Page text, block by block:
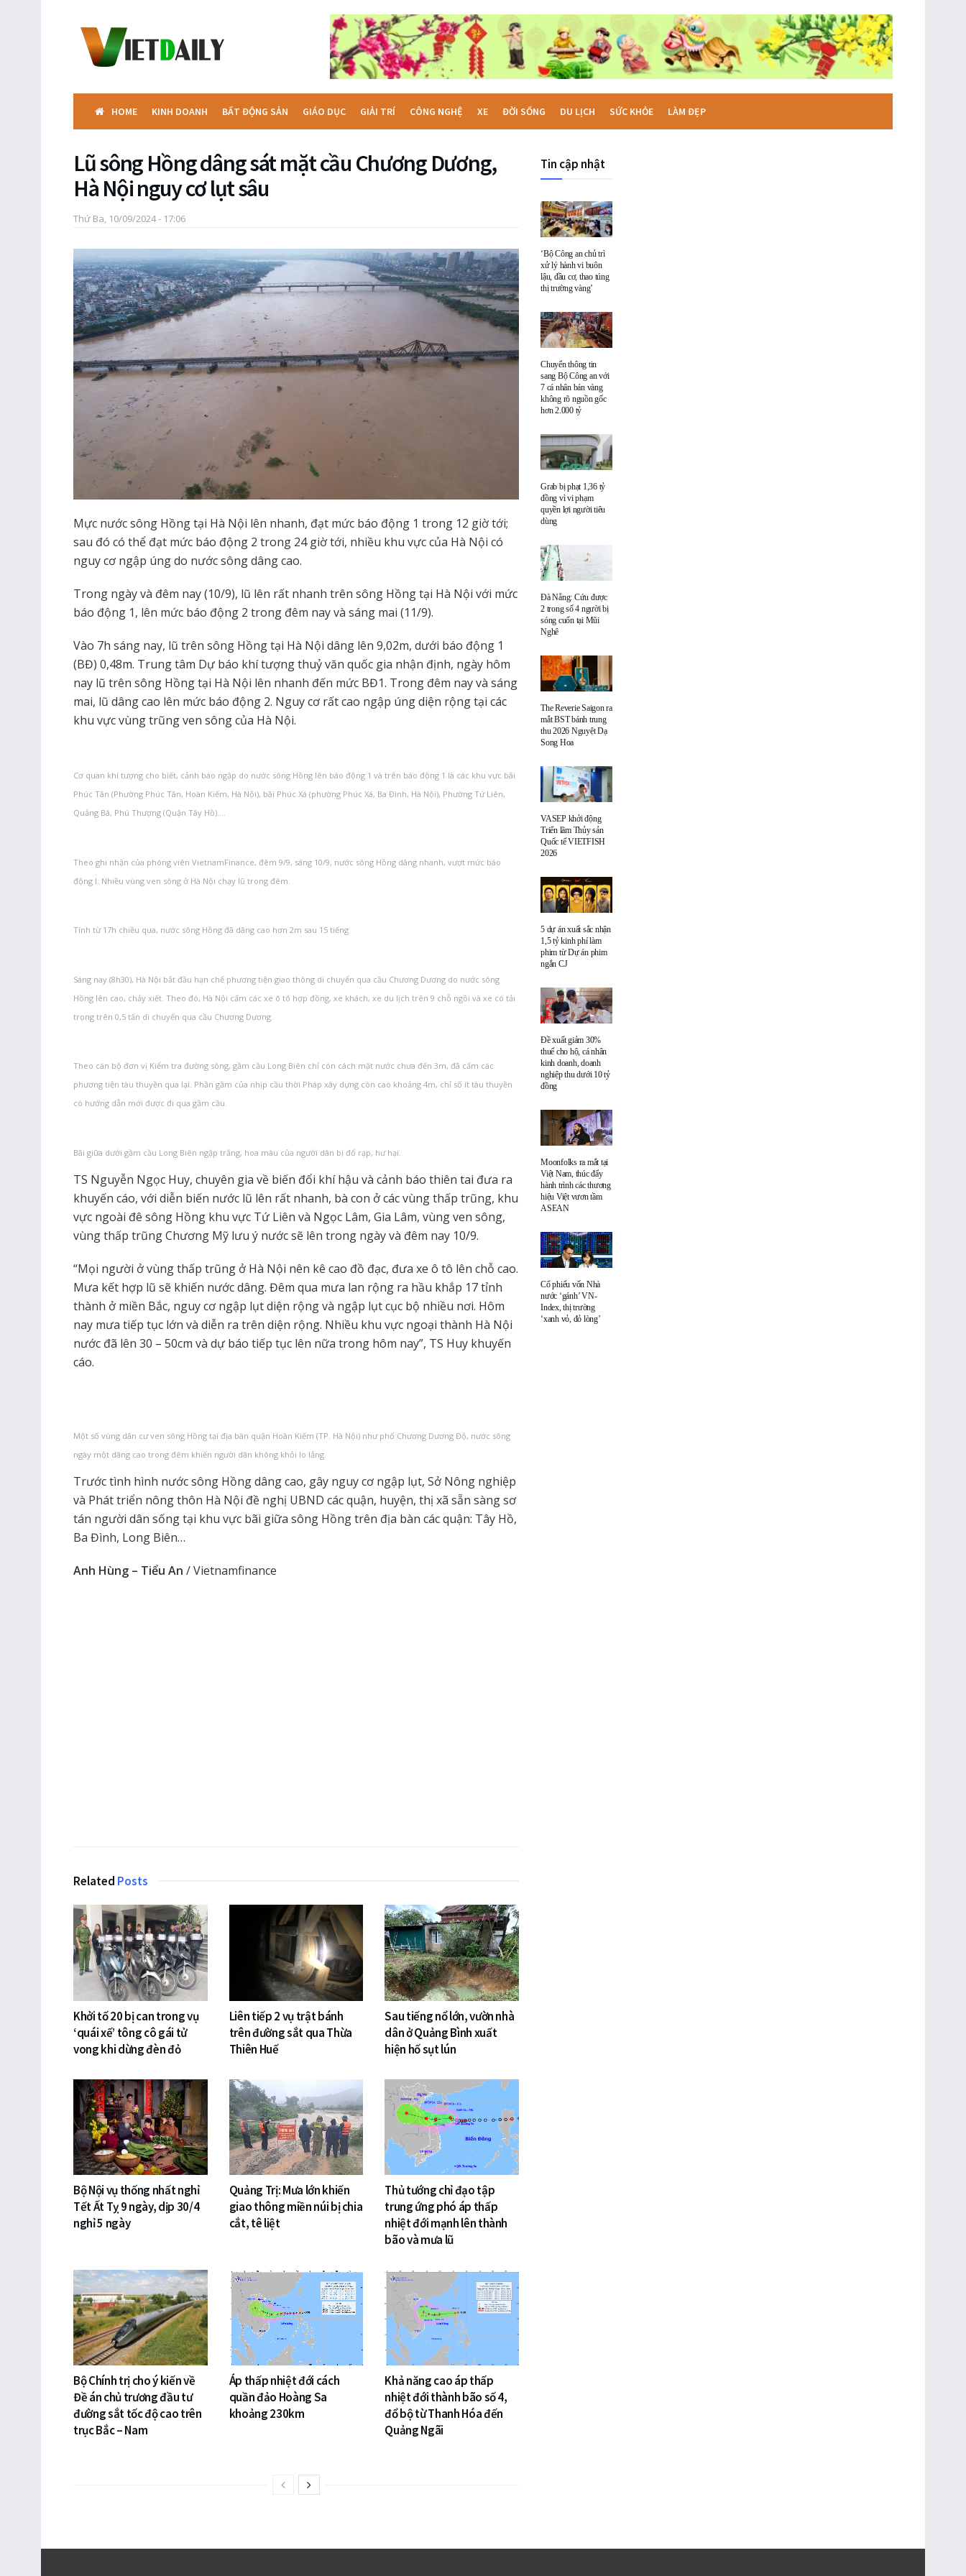
HOME KINH DOANH BẤT ĐỘNG SẢN GIÁO DỤC GIẢI TRÍ CÔNG NGHỆ XE ĐỜI SỐNG DU LỊCH SỨC KHỎE LÀM ĐẸP
Lũ sông Hồng dâng sát mặt cầu Chương Dương,
Hà Nội nguy cơ lụt sâu
Thứ Ba, 10/09/2024 - 17:06
Mực nước sông Hồng tại Hà Nội lên nhanh, đạt mức báo động 1 trong 12 giờ tới;
sau đó có thể đạt mức báo động 2 trong 24 giờ tới, nhiều khu vực của Hà Nội có
nguy cơ ngập úng do nước sông dâng cao.
Trong ngày và đêm nay (10/9), lũ lên rất nhanh trên sông Hồng tại Hà Nội với mức
báo động 1, lên mức báo động 2 trong đêm nay và sáng mai (11/9).
Vào 7h sáng nay, lũ trên sông Hồng tại Hà Nội dâng lên 9,02m, dưới báo động 1
(BĐ) 0,48m. Trung tâm Dự báo khí tượng thuỷ văn quốc gia nhận định, ngày hôm
nay lũ trên sông Hồng tại Hà Nội lên nhanh đến mức BĐ1. Trong đêm nay và sáng
mai, lũ dâng cao lên mức báo động 2. Nguy cơ rất cao ngập úng diện rộng tại các
khu vực vùng trũng ven sông của Hà Nội.
Cơ quan khí tượng cho biết, cảnh báo ngập do nước sông Hồng lên báo động 1 và trên báo động 1 là các khu vực bãi
Phúc Tân (Phường Phúc Tân, Hoàn Kiếm, Hà Nội), bãi Phúc Xá (phường Phúc Xá, Ba Đình, Hà Nội), Phường Tứ Liên,
Quảng Bá, Phú Thượng (Quận Tây Hồ)….
Theo ghi nhận của phóng viên VietnamFinance, đêm 9/9, sáng 10/9, nước sông Hồng dâng nhanh, vượt mức báo
động I. Nhiều vùng ven sông ở Hà Nội chạy lũ trong đêm.
Tính từ 17h chiều qua, nước sông Hồng đã dâng cao hơn 2m sau 15 tiếng.
Sáng nay (8h30), Hà Nội bắt đầu hạn chế phương tiện giao thông di chuyển qua cầu Chương Dương do nước sông
Hồng lên cao, chảy xiết. Theo đó, Hà Nội cấm các xe ô tô hợp đồng, xe khách, xe du lịch trên 9 chỗ ngồi và xe có tải
trọng trên 0,5 tấn di chuyển qua cầu Chương Dương.
Theo cán bộ đơn vị Kiểm tra đường sông, gầm cầu Long Biên chỉ còn cách mặt nước chưa đến 3m, đã cấm các
phương tiện tàu thuyền qua lại. Phần gầm của nhịp cầu thời Pháp xây dựng còn cao khoảng 4m, chỉ số ít tàu thuyền
có hướng dẫn mới được đi qua gầm cầu.
Bãi giữa dưới gầm cầu Long Biên ngập trắng, hoa màu của người dân bị đổ rạp, hư hại.
TS Nguyễn Ngọc Huy, chuyên gia về biến đổi khí hậu và cảnh báo thiên tai đưa ra
khuyến cáo, với diễn biến nước lũ lên rất nhanh, bà con ở các vùng thấp trũng, khu
vực ngoài đê sông Hồng khu vực Tứ Liên và Ngọc Lâm, Gia Lâm, vùng ven sông,
vùng thấp trũng Chương Mỹ lưu ý nước sẽ lên trong ngày và đêm nay 10/9.
“Mọi người ở vùng thấp trũng ở Hà Nội nên kê cao đồ đạc, đưa xe ô tô lên chỗ cao.
Mưa kết hợp lũ sẽ khiến nước dâng. Đêm qua mưa lan rộng ra hầu khắp 17 tỉnh
thành ở miền Bắc, nguy cơ ngập lụt diện rộng và ngập lụt cục bộ nhiều nơi. Hôm
nay mưa tiếp tục lớn và diễn ra trên diện rộng. Nhiều khu vực ngoại thành Hà Nội
nước đã lên 30 – 50cm và dự báo tiếp tục lên nữa trong hôm nay”, TS Huy khuyến
cáo.
Một số vùng dân cư ven sông Hồng tại địa bàn quận Hoàn Kiếm (TP. Hà Nội) như phố Chương Dương Độ, nước sông
ngày một dâng cao trong đêm khiến người dân không khỏi lo lắng.
Trước tình hình nước sông Hồng dâng cao, gây nguy cơ ngập lụt, Sở Nông nghiệp
và Phát triển nông thôn Hà Nội đề nghị UBND các quận, huyện, thị xã sẵn sàng sơ
tán người dân sống tại khu vực bãi giữa sông Hồng trên địa bàn các quận: Tây Hồ,
Ba Đình, Long Biên…
Anh Hùng – Tiểu An / Vietnamfinance
Related Posts
Khởi tố 20 bị can trong vụ
‘quái xế’ tông cô gái tử
vong khi dừng đèn đỏ
Liên tiếp 2 vụ trật bánh
trên đường sắt qua Thừa
Thiên Huế
Sau tiếng nổ lớn, vườn nhà
dân ở Quảng Bình xuất
hiện hố sụt lún
Bộ Nội vụ thống nhất nghỉ
Tết Ất Tỵ 9 ngày, dịp 30/4
nghỉ 5 ngày
Quảng Trị: Mưa lớn khiến
giao thông miền núi bị chia
cắt, tê liệt
Thủ tướng chỉ đạo tập
trung ứng phó áp thấp
nhiệt đới mạnh lên thành
bão và mưa lũ
Bộ Chính trị cho ý kiến về
Đề án chủ trương đầu tư
đường sắt tốc độ cao trên
trục Bắc – Nam
Áp thấp nhiệt đới cách
quần đảo Hoàng Sa
khoảng 230km
Khả năng cao áp thấp
nhiệt đới thành bão số 4,
đổ bộ từ Thanh Hóa đến
Quảng Ngãi
Tin cập nhật
‘Bộ Công an chủ trì
xử lý hành vi buôn
lậu, đầu cơ, thao túng
thị trường vàng’
Chuyển thông tin
sang Bộ Công an với
7 cá nhân bán vàng
không rõ nguồn gốc
hơn 2.000 tỷ
Grab bị phạt 1,36 tỷ
đồng vì vi phạm
quyền lợi người tiêu
dùng
Đà Nẵng: Cứu được
2 trong số 4 người bị
sóng cuốn tại Mũi
Nghê
The Reverie Saigon ra
mắt BST bánh trung
thu 2026 Nguyệt Dạ
Song Hoa
VASEP khởi động
Triển lãm Thủy sản
Quốc tế VIETFISH
2026
5 dự án xuất sắc nhận
1,5 tỷ kinh phí làm
phim từ Dự án phim
ngắn CJ
Đề xuất giảm 30%
thuế cho hộ, cá nhân
kinh doanh, doanh
nghiệp thu dưới 10 tỷ
đồng
Moonfolks ra mắt tại
Việt Nam, thúc đẩy
hành trình các thương
hiệu Việt vươn tầm
ASEAN
Cổ phiếu vốn Nhà
nước ‘gánh’ VN-
Index, thị trường
‘xanh vỏ, đỏ lòng’